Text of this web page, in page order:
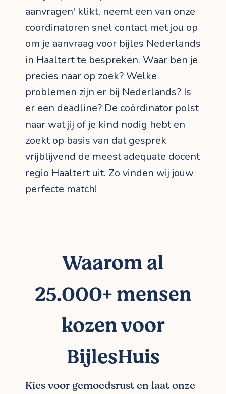
aanvragen' klikt, neemt een van onze
coördinatoren snel contact met jou op
om je aanvraag voor bijles Nederlands
in Haaltert te bespreken. Waar ben je
precies naar op zoek? Welke
problemen zijn er bij Nederlands? Is
er een deadline? De coördinator polst
naar wat jij of je kind nodig hebt en
zoekt op basis van dat gesprek
vrijblijvend de meest adequate docent
regio Haaltert uit. Zo vinden wij jouw
perfecte match!
Waarom al
25.000+ mensen
kozen voor
BijlesHuis
Kies voor gemoedsrust en laat onze